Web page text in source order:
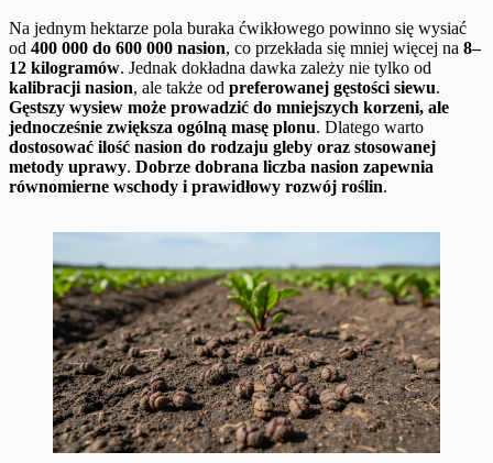
Na jednym hektarze pola buraka ćwikłowego powinno się wysiać
od 400 000 do 600 000 nasion, co przekłada się mniej więcej na 8–
12 kilogramów. Jednak dokładna dawka zależy nie tylko od
kalibracji nasion, ale także od preferowanej gęstości siewu.
Gęstszy wysiew może prowadzić do mniejszych korzeni, ale
jednocześnie zwiększa ogólną masę plonu. Dlatego warto
dostosować ilość nasion do rodzaju gleby oraz stosowanej
metody uprawy. Dobrze dobrana liczba nasion zapewnia
równomierne wschody i prawidłowy rozwój roślin.